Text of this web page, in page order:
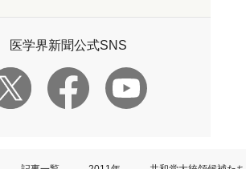
医学界新聞公式SNS